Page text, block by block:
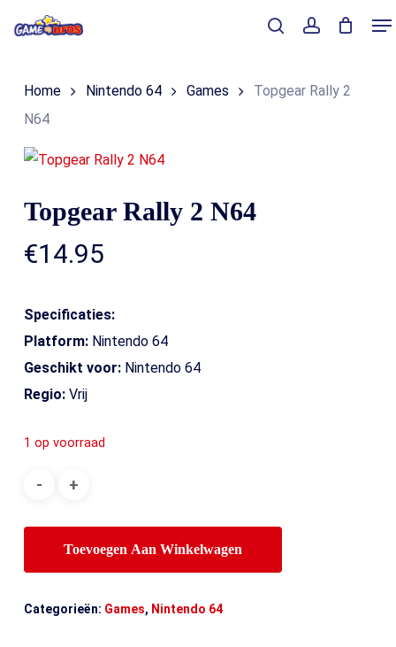
content
Winkelmand
Home Nintendo 64 Games
Topgear Rally 2
N64
Topgear Rally 2 N64
€14.95
Specificaties:
Platform:Nintendo 64
Geschikt voor:Nintendo 64
Regio:Vrij
1 op voorraad
Toevoegen Aan Winkelwagen
Categorieën: Games, Nintendo 64